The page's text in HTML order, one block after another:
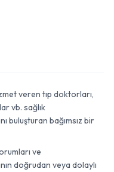
veren tıp doktorları,
vb. sağlık
buluşturan bağımsız bir
ve
doğrudan veya dolaylı